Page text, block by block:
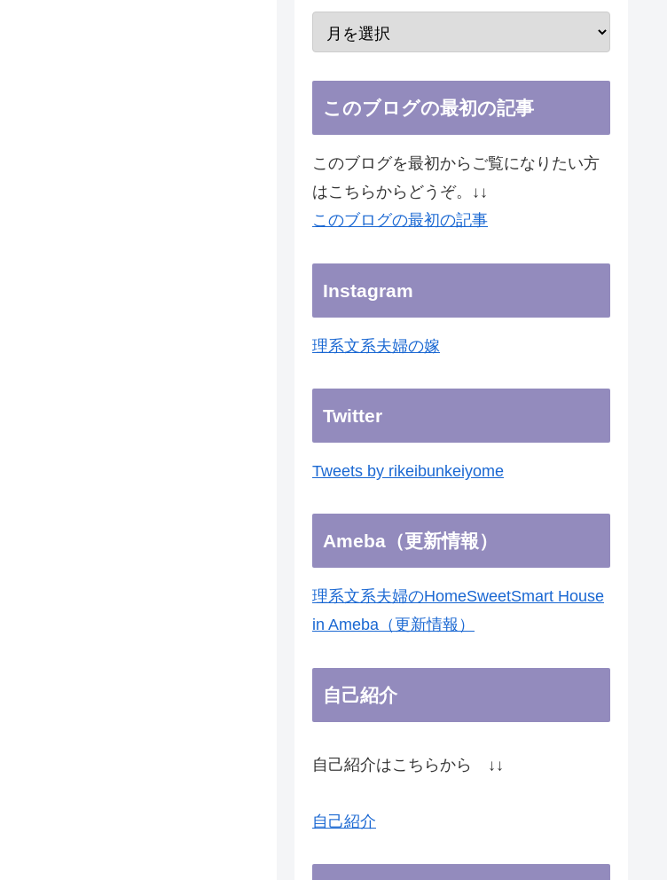
このブログの最初の記事
このブログを最初からご覧になりたい方
はこちらからどうぞ。↓↓
このブログの最初の記事
Instagram
理系文系夫婦の嫁
Twitter
Tweets by rikeibunkeiyome
Ameba（更新情報）
理系文系夫婦のHomeSweetSmart House
in Ameba（更新情報）
自己紹介
自己紹介はこちらから ↓↓
自己紹介